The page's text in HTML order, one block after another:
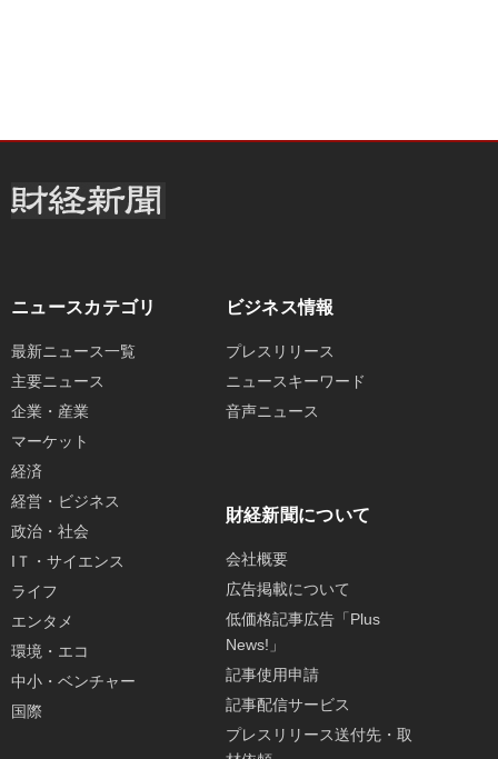
ニュースカテゴリ
最新ニュース一覧
主要ニュース
企業・産業
マーケット
経済
経営・ビジネス
政治・社会
IＴ・サイエンス
ライフ
エンタメ
環境・エコ
中小・ベンチャー
国際
ビジネス情報
プレスリリース
ニュースキーワード
音声ニュース
財経新聞について
会社概要
広告掲載について
低価格記事広告「Plus
News!」
記事使用申請
記事配信サービス
プレスリリース送付先・取